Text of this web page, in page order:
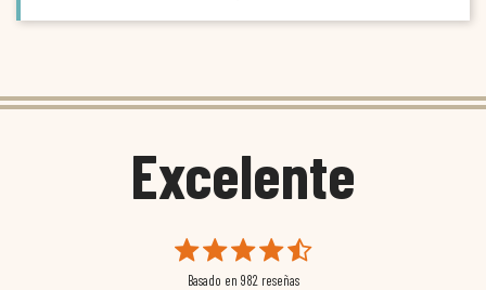
Excelente
Basado en 982 reseñas